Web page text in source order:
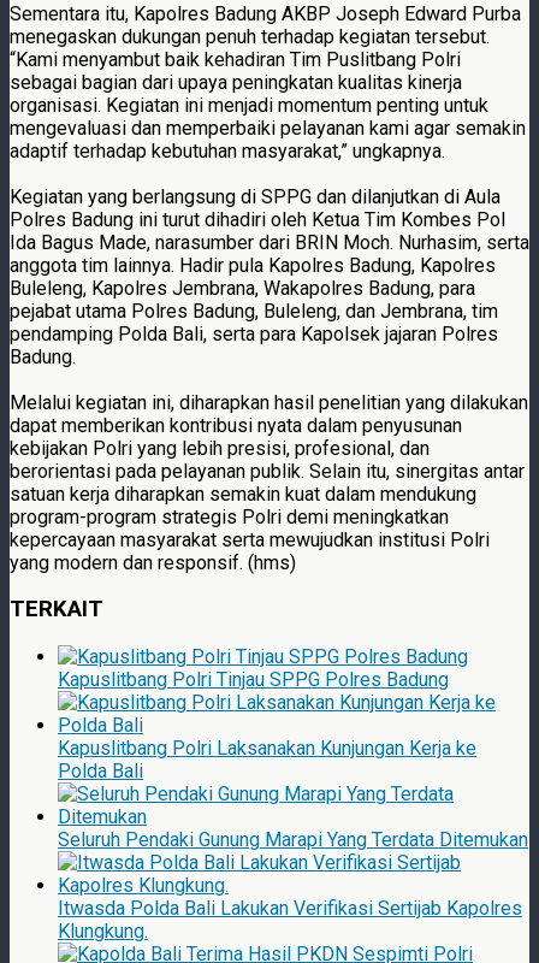
Sementara itu, Kapolres Badung AKBP Joseph Edward Purba
menegaskan dukungan penuh terhadap kegiatan tersebut.
“Kami menyambut baik kehadiran Tim Puslitbang Polri
sebagai bagian dari upaya peningkatan kualitas kinerja
organisasi. Kegiatan ini menjadi momentum penting untuk
mengevaluasi dan memperbaiki pelayanan kami agar semakin
adaptif terhadap kebutuhan masyarakat,” ungkapnya.
Kegiatan yang berlangsung di SPPG dan dilanjutkan di Aula
Polres Badung ini turut dihadiri oleh Ketua Tim Kombes Pol
Ida Bagus Made, narasumber dari BRIN Moch. Nurhasim, serta
anggota tim lainnya. Hadir pula Kapolres Badung, Kapolres
Buleleng, Kapolres Jembrana, Wakapolres Badung, para
pejabat utama Polres Badung, Buleleng, dan Jembrana, tim
pendamping Polda Bali, serta para Kapolsek jajaran Polres
Badung.
Melalui kegiatan ini, diharapkan hasil penelitian yang dilakukan
dapat memberikan kontribusi nyata dalam penyusunan
kebijakan Polri yang lebih presisi, profesional, dan
berorientasi pada pelayanan publik. Selain itu, sinergitas antar
satuan kerja diharapkan semakin kuat dalam mendukung
program-program strategis Polri demi meningkatkan
kepercayaan masyarakat serta mewujudkan institusi Polri
yang modern dan responsif. (hms)
TERKAIT
Kapuslitbang Polri Tinjau SPPG Polres Badung
Kapuslitbang Polri Laksanakan Kunjungan Kerja ke
Polda Bali
Seluruh Pendaki Gunung Marapi Yang Terdata Ditemukan
Itwasda Polda Bali Lakukan Verifikasi Sertijab Kapolres
Klungkung.